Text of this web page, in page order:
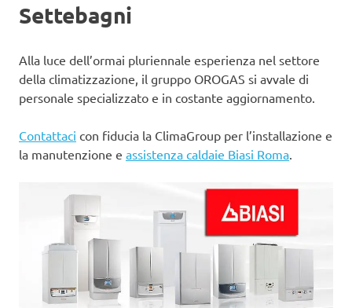
Settebagni
Alla luce dell’ormai pluriennale esperienza nel settore
della climatizzazione, il gruppo OROGAS si avvale di
personale specializzato e in costante aggiornamento.
Contattaci con fiducia la ClimaGroup per l’installazione e
la manutenzione e assistenza caldaie Biasi Roma.